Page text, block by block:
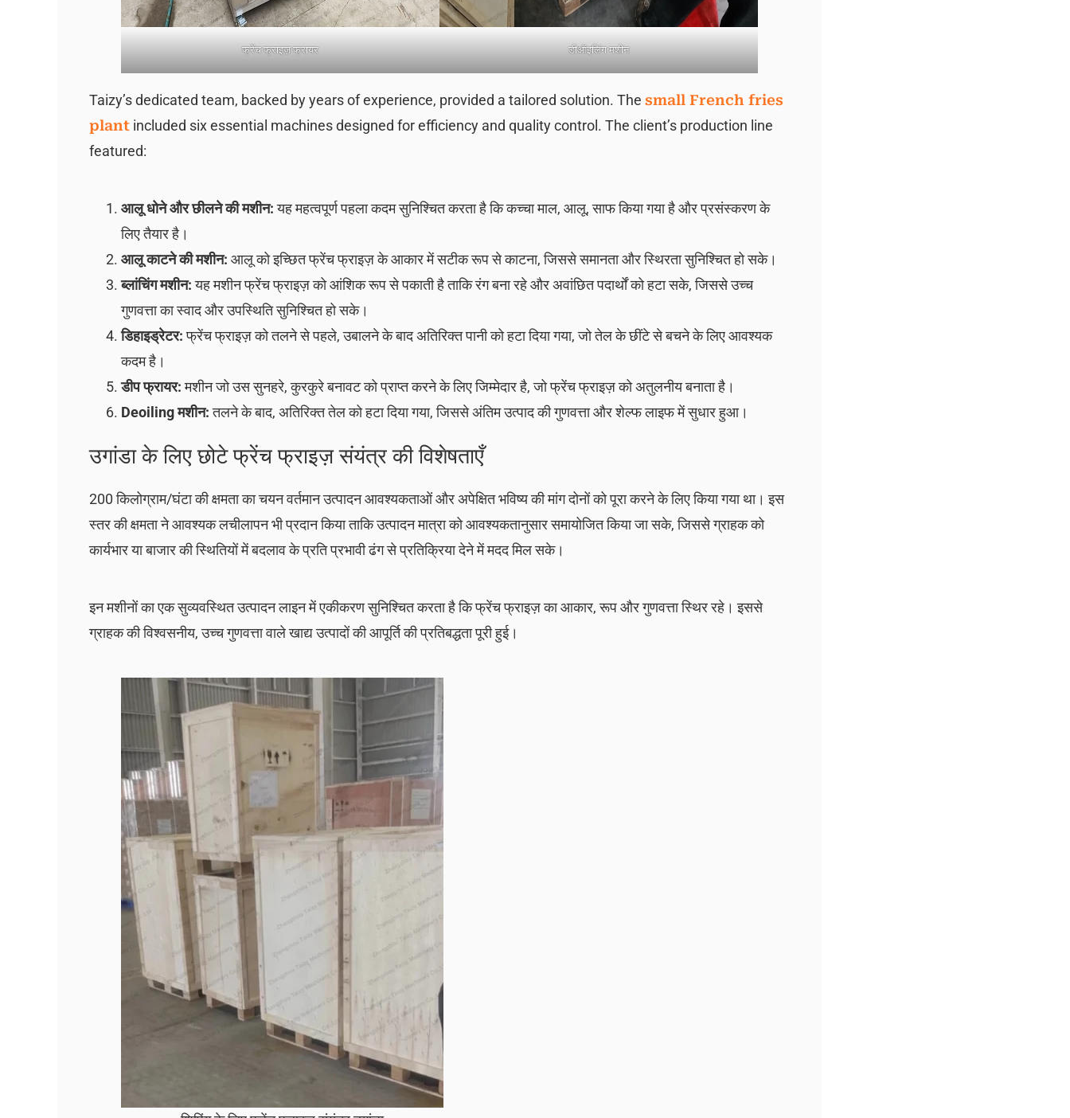
फ्रेंच फ्राइज़ फ्रायर डीऑइलिंग मशीन
Taizy’s dedicated team, backed by years of experience, provided a tailored solution. The small French fries
plant included six essential machines designed for efficiency and quality control. The client’s production line
featured:
आलू धोने और छीलने की मशीन:यह महत्वपूर्ण पहला कदम सुनिश्चित करता है कि कच्चा माल, आलू, साफ किया गया है और प्रसंस्करण के
लिए तैयार है।
आलू काटने की मशीन: आलू को इच्छित फ्रेंच फ्राइज़ के आकार में सटीक रूप से काटना, जिससे समानता और स्थिरता सुनिश्चित हो सके।
ब्लांचिंग मशीन:यह मशीन फ्रेंच फ्राइज़ को आंशिक रूप से पकाती है ताकि रंग बना रहे और अवांछित पदार्थों को हटा सके, जिससे उच्च
गुणवत्ता का स्वाद और उपस्थिति सुनिश्चित हो सके।
डिहाइड्रेटर:फ्रेंच फ्राइज़ को तलने से पहले, उबालने के बाद अतिरिक्त पानी को हटा दिया गया, जो तेल के छींटे से बचने के लिए आवश्यक
कदम है।
डीप फ्रायर:मशीन जो उस सुनहरे, कुरकुरे बनावट को प्राप्त करने के लिए जिम्मेदार है, जो फ्रेंच फ्राइज़ को अतुलनीय बनाता है।
Deoiling मशीन:तलने के बाद, अतिरिक्त तेल को हटा दिया गया, जिससे अंतिम उत्पाद की गुणवत्ता और शेल्फ लाइफ में सुधार हुआ।
उगांडा के लिए छोटे फ्रेंच फ्राइज़ संयंत्र की विशेषताएँ
200 किलोग्राम/घंटा की क्षमता का चयन वर्तमान उत्पादन आवश्यकताओं और अपेक्षित भविष्य की मांग दोनों को पूरा करने के लिए किया गया था। इस
स्तर की क्षमता ने आवश्यक लचीलापन भी प्रदान किया ताकि उत्पादन मात्रा को आवश्यकतानुसार समायोजित किया जा सके, जिससे ग्राहक को
कार्यभार या बाजार की स्थितियों में बदलाव के प्रति प्रभावी ढंग से प्रतिक्रिया देने में मदद मिल सके।
इन मशीनों का एक सुव्यवस्थित उत्पादन लाइन में एकीकरण सुनिश्चित करता है कि फ्रेंच फ्राइज़ का आकार, रूप और गुणवत्ता स्थिर रहे। इससे
ग्राहक की विश्वसनीय, उच्च गुणवत्ता वाले खाद्य उत्पादों की आपूर्ति की प्रतिबद्धता पूरी हुई।